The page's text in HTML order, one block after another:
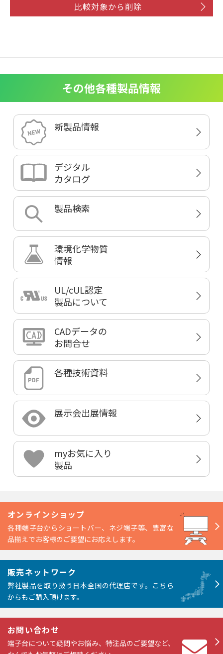
比較対象から削除
その他各種製品情報
新製品情報
デジタル
カタログ
製品検索
環境化学物質
情報
UL/cUL認定
製品について
CADデータの
お問合せ
各種技術資料
展示会出展情報
myお気に入り
製品
オンラインショップ
各種端子台からショートバー、ネジ端子等、豊富な
品揃えでお客様のご要望にお応えします。
販売ネットワーク
弊社製品を取り扱う日本全国の代理店です。こちら
からもご購入頂けます。
お問い合わせ
端子台について疑問やお悩み、特注品のご要望など、